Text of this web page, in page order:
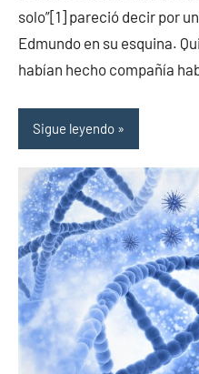
solo”[1] pareció decir por
Edmundo en su esquina.
habían hecho compañía
Sigue leyendo